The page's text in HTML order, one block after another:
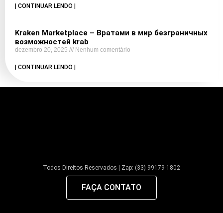
| CONTINUAR LENDO |
Kraken Marketplace – Вратами в мир безграничных
возможностей krab
dezembro 20, 2025 Nenhum comentário
| CONTINUAR LENDO |
Todos Direitos Reservados | Zap: (33) 99179-1802
FAÇA CONTATO